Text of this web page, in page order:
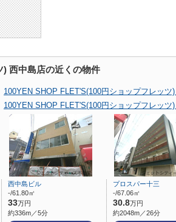
) 西中島店の近くの物件
100YEN SHOP FLET'S(100円ショップフレッ
100YEN SHOP FLET'S(100円ショップフレッ
西中島ビル
-/61.80㎡
33万円
約336m／5分
プロスパー十三
-/67.06㎡
30.8万円
約2048m／26分